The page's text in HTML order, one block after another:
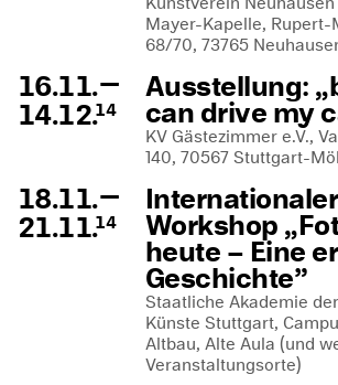
Mayer-Kapelle,
68/70, 73765
16.11.—
14.12.14
Ausstellung:
can drive my
KV Gästezimmer e.V.,
140, 70567 Stuttgart-
18.11.—
21.11.14
Internationaler
Workshop
heute – Eine
Geschichte”
Staatliche Akademie
Künste Stuttgart,
Altbau, Alte Aula (und
Veranstaltungsorte)